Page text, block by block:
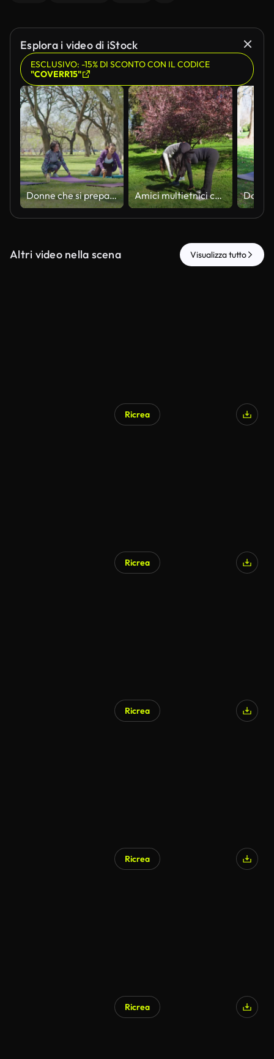
Esplora i video di iStock
ESCLUSIVO: -15% DI SCONTO CON IL CODICE
"COVERR15"
Donne che si preparano per la lezione di yoga sul prato verde nel parco Amici multietnici che godono di stili di vita sani e benessere nella natura
Altri video nella scena Visualizza tutto
Ricrea
Ricrea
Ricrea
Ricrea
Ricrea